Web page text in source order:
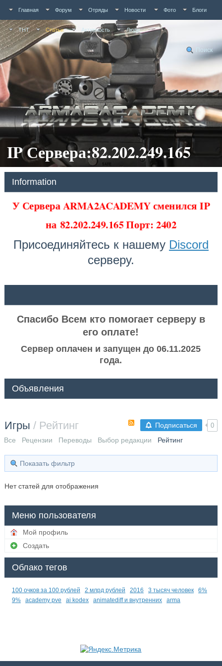
Главная Форум Отряды Новости Фото Блоги
ТНТ Статьи Активность Люди
Поиск
IP Сервера:82.202.249.165
Information
У Сервера ARMA2ACADEMY сменился IP
на 82.202.249.165 Порт: 2402
Присоединяйтесь к нашему Discord
серверу.
Спасибо Всем кто помогает серверу в
его оплате!
Сервер оплачен и запущен до 06.11.2025
года.
Объявления
Подписаться 0
Игры / Рейтинг
Все Рецензии Переводы Выбор редакции Рейтинг
Показать фильтр
Нет статей для отображения
Меню пользователя
Мой профиль
Создать
Облако тегов
100 очков за 100 рублей 2 млрд рублей 2016 3 тысяч человек
6%
9%
academy pve ai kodex animatediff и внутренних arma